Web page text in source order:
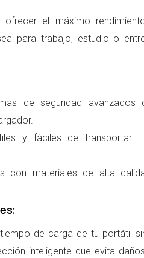
ofrecer el máximo
para trabajo, estudio o
de seguridad
y fáciles de transportar.
con materiales de alta
de carga de tu portátil
inteligente que evita